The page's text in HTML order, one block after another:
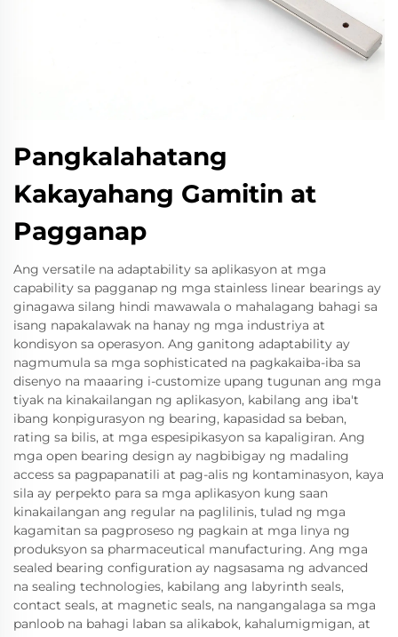
Pangkalahatang
Kakayahang Gamitin at
Pagganap
Ang versatile na adaptability sa aplikasyon at mga
capability sa pagganap ng mga stainless linear bearings ay
ginagawa silang hindi mawawala o mahalagang bahagi sa
isang napakalawak na hanay ng mga industriya at
kondisyon sa operasyon. Ang ganitong adaptability ay
nagmumula sa mga sophisticated na pagkakaiba-iba sa
disenyo na maaaring i-customize upang tugunan ang mga
tiyak na kinakailangan ng aplikasyon, kabilang ang iba't
ibang konpigurasyon ng bearing, kapasidad sa beban,
rating sa bilis, at mga espesipikasyon sa kapaligiran. Ang
mga open bearing design ay nagbibigay ng madaling
access sa pagpapanatili at pag-alis ng kontaminasyon, kaya
sila ay perpekto para sa mga aplikasyon kung saan
kinakailangan ang regular na paglilinis, tulad ng mga
kagamitan sa pagproseso ng pagkain at mga linya ng
produksyon sa pharmaceutical manufacturing. Ang mga
sealed bearing configuration ay nagsasama ng advanced
na sealing technologies, kabilang ang labyrinth seals,
contact seals, at magnetic seals, na nangangalaga sa mga
panloob na bahagi laban sa alikabok, kahalumigmigan, at